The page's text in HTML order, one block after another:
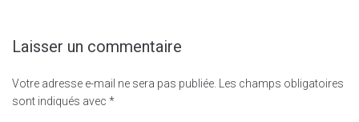
Laisser un commentaire
Votre adresse e-mail ne sera pas publiée.
Les champs obligatoires
sont indiqués avec *